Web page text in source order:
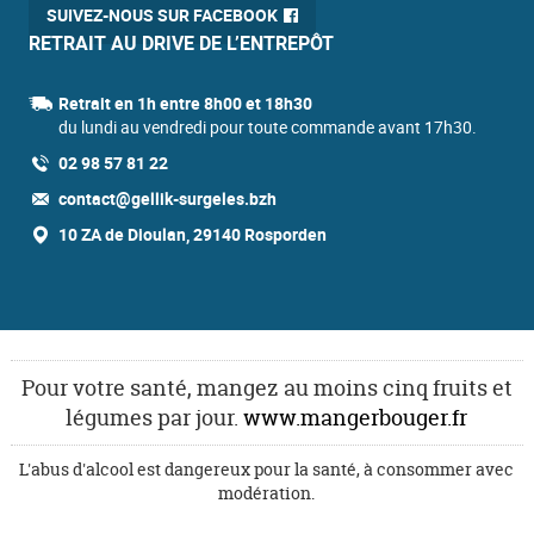
SUIVEZ-NOUS SUR FACEBOOK
RETRAIT AU DRIVE DE L’ENTREPÔT
Retrait en 1h entre 8h00 et 18h30
du lundi au vendredi pour toute commande avant 17h30.
02 98 57 81 22
contact@gellik-surgeles.bzh
10 ZA de Dioulan, 29140 Rosporden
Pour votre santé, mangez au moins cinq fruits et
légumes par jour.www.mangerbouger.fr
L'abus d'alcool est dangereux pour la santé, à consommer avec
modération.